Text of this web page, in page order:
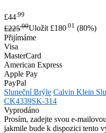
£44 .99
£225.00Uložit £180.01 (80%)
Přijímáme
Visa
MasterCard
American Express
Apple Pay
PayPal
Sluneční Brýle Calvin Klein
CK4339SK-314
Vyprodáno
Prosím, zadejte svou e-
jakmile bude k dispozici tento